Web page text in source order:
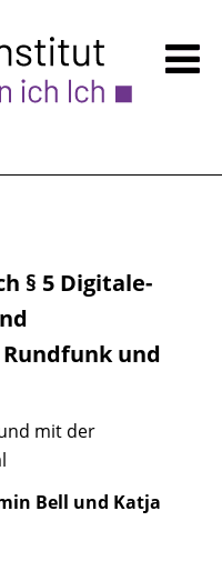
§ 5 Digitale-
und
mit der
Bell und Katja